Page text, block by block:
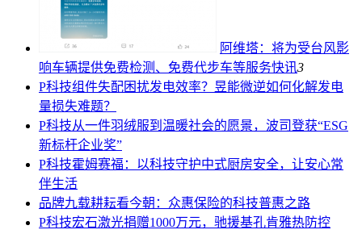
阿维塔：将为受台风影
响车辆提供免费检测、免费代步车等服务快讯3
P科技组件失配困扰发电效率？昱能微逆如何化解发电
量损失难题？
P科技从一件羽绒服到温暖社会的愿景，波司登获“ESG
新标杆企业奖”
P科技霍姆赛福：以科技守护中式厨房安全，让安心常
伴生活
品牌九载耕耘看今朝：众惠保险的科技普惠之路
P科技宏石激光捐赠1000万元，驰援基孔肯雅热防控